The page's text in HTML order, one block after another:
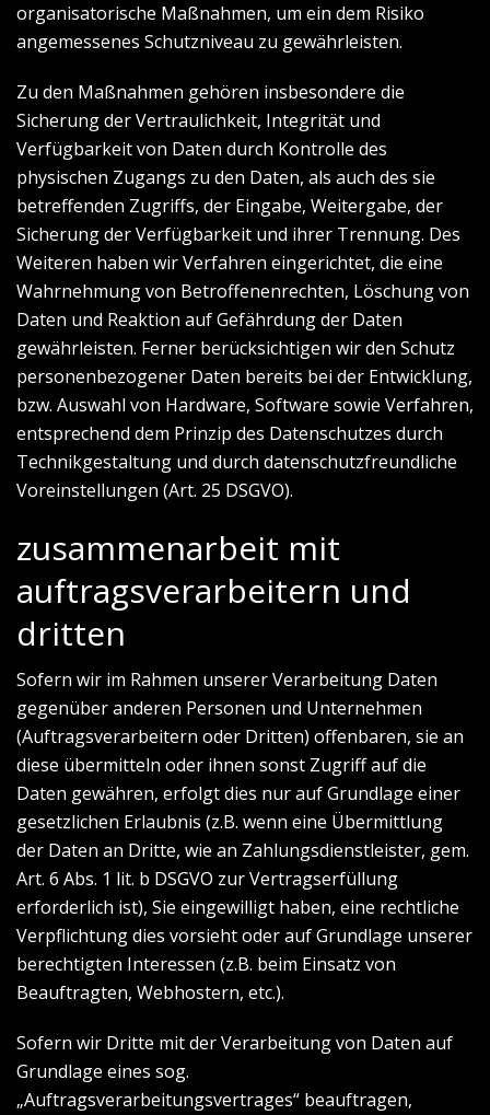
organisatorische Maßnahmen, um ein dem Risiko
angemessenes Schutzniveau zu gewährleisten.
Zu den Maßnahmen gehören insbesondere die
Sicherung der Vertraulichkeit, Integrität und
Verfügbarkeit von Daten durch Kontrolle des
physischen Zugangs zu den Daten, als auch des sie
betreffenden Zugriffs, der Eingabe, Weitergabe, der
Sicherung der Verfügbarkeit und ihrer Trennung. Des
Weiteren haben wir Verfahren eingerichtet, die eine
Wahrnehmung von Betroffenenrechten, Löschung von
Daten und Reaktion auf Gefährdung der Daten
gewährleisten. Ferner berücksichtigen wir den Schutz
personenbezogener Daten bereits bei der Entwicklung,
bzw. Auswahl von Hardware, Software sowie Verfahren,
entsprechend dem Prinzip des Datenschutzes durch
Technikgestaltung und durch datenschutzfreundliche
Voreinstellungen (Art. 25 DSGVO).
zusammenarbeit mit
auftragsverarbeitern und
dritten
Sofern wir im Rahmen unserer Verarbeitung Daten
gegenüber anderen Personen und Unternehmen
(Auftragsverarbeitern oder Dritten) offenbaren, sie an
diese übermitteln oder ihnen sonst Zugriff auf die
Daten gewähren, erfolgt dies nur auf Grundlage einer
gesetzlichen Erlaubnis (z.B. wenn eine Übermittlung
der Daten an Dritte, wie an Zahlungsdienstleister, gem.
Art. 6 Abs. 1 lit. b DSGVO zur Vertragserfüllung
erforderlich ist), Sie eingewilligt haben, eine rechtliche
Verpflichtung dies vorsieht oder auf Grundlage unserer
berechtigten Interessen (z.B. beim Einsatz von
Beauftragten, Webhostern, etc.).
Sofern wir Dritte mit der Verarbeitung von Daten auf
Grundlage eines sog.
„Auftragsverarbeitungsvertrages“ beauftragen,